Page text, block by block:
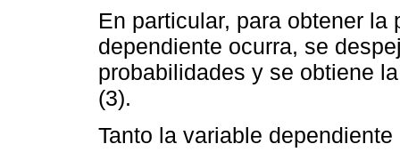
En particular, para obtener
dependiente ocurra, se
probabilidades y se obtiene
(3).
Tanto la variable